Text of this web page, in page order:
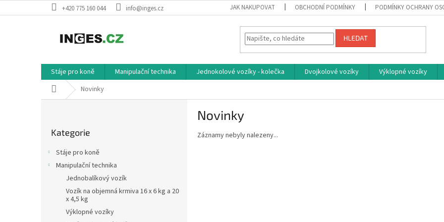
na
+420 775 160 044 info@inges.cz JAK NAKUPOVAT OBCHODNÍ PODMÍNKY PODMÍNKY OCHRANY
HLEDAT
Stáje pro koně Manipulační technika Jednokolové vozíky - kolečka Dvojkolové vozíky Výklopné vozíky
Domů Novinky
kategorie
Kategorie
Stáje pro koně
Manipulační technika
Jednobalíkový vozík
Vozík na objemná krmiva 16 x 6 kg a 20
x 4,5 kg
Výklopné vozíky
Novinky
Záznamy nebyly nalezeny...